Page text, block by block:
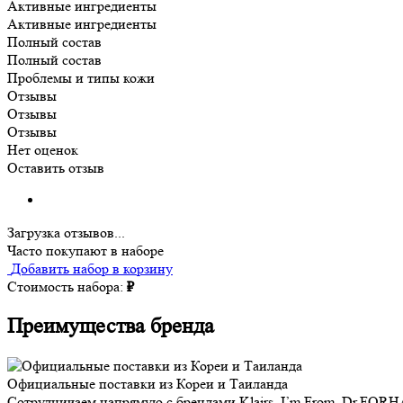
Активные ингредиенты
Активные ингредиенты
Полный состав
Полный состав
Проблемы и типы кожи
Отзывы
Отзывы
Отзывы
Нет оценок
Оставить отзыв
Загрузка отзывов...
Часто покупают в наборе
Добавить набор в корзину
Стоимость набора: ₽
Преимущества бренда
Официальные поставки из Кореи и Таиланда